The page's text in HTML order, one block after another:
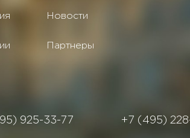
Новости
Партнеры
925-33-77 +7 (495)